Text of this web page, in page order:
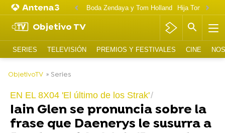
Boda Zendaya y Tom Holland Hija Tom
Objetivo TV
SERIES TELEVISIÓN PREMIOS Y FESTIVALES CINE
ObjetivoTV » Series
EN EL 8X04 'El último de los Strak'
Iain Glen se pronuncia sobre la
frase que Daenerys le susurra a